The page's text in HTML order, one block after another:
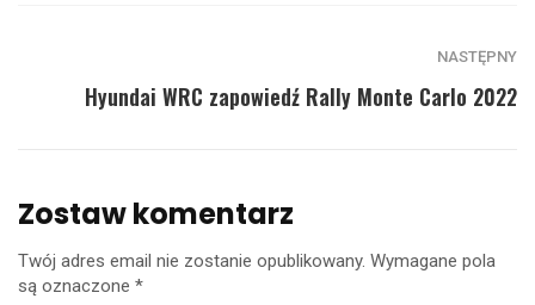
NASTĘPNY
Hyundai WRC zapowiedź Rally Monte Carlo 2022
Zostaw komentarz
Twój adres email nie zostanie opublikowany. Wymagane pola
są oznaczone *